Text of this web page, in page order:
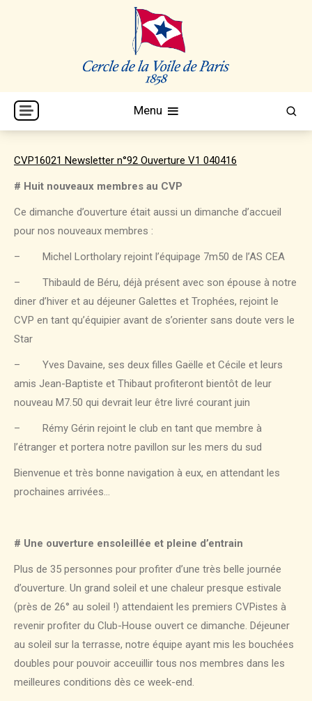
CVP
Cercle de la Voile de Paris
Menu
CVP16021 Newsletter n°92 Ouverture V1 040416
# Huit nouveaux membres au CVP
Ce dimanche d’ouverture était aussi un dimanche d’accueil
pour nos nouveaux membres :
– Michel Lortholary rejoint l’équipage 7m50 de l’AS CEA
– Thibauld de Béru, déjà présent avec son épouse à notre
diner d’hiver et au déjeuner Galettes et Trophées, rejoint le
CVP en tant qu’équipier avant de s’orienter sans doute vers le
Star
– Yves Davaine, ses deux filles Gaëlle et Cécile et leurs
amis Jean-Baptiste et Thibaut profiteront bientôt de leur
nouveau M7.50 qui devrait leur être livré courant juin
– Rémy Gérin rejoint le club en tant que membre à
l’étranger et portera notre pavillon sur les mers du sud
Bienvenue et très bonne navigation à eux, en attendant les
prochaines arrivées…
# Une ouverture ensoleillée et pleine d’entrain
Plus de 35 personnes pour profiter d’une très belle journée
d’ouverture. Un grand soleil et une chaleur presque estivale
(près de 26° au soleil !) attendaient les premiers CVPistes à
revenir profiter du Club-House ouvert ce dimanche. Déjeuner
au soleil sur la terrasse, notre équipe ayant mis les bouchées
doubles pour pouvoir acceuillir tous nos membres dans les
meilleures conditions dès ce week-end.